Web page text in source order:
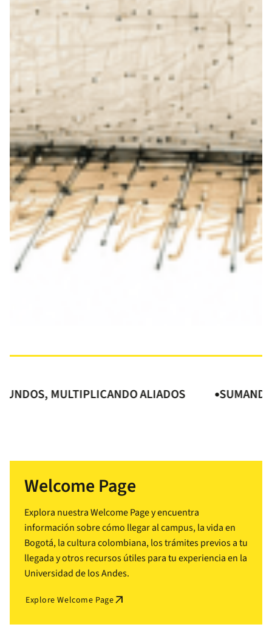
MULTIPLICANDO ALIADOS SUMANDO
Welcome Page
Explora nuestra Welcome Page y encuentra
información sobre cómo llegar al campus, la vida en
Bogotá, la cultura colombiana, los trámites previos a tu
llegada y otros recursos útiles para tu experiencia en la
Universidad de los Andes.
Explore Welcome Pagearrow_outward